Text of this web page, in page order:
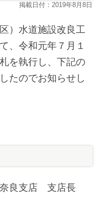
掲載日付：2019年8月8日
）水道施設改良工
、令和元年７月１
を執行し、下記の
たのでお知らせし
良支店 支店長